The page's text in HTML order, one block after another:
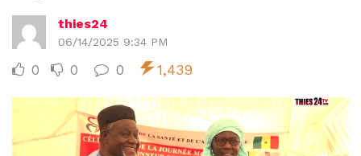
thies24
06/14/2025 9:34 PM
0 0 0 1,439